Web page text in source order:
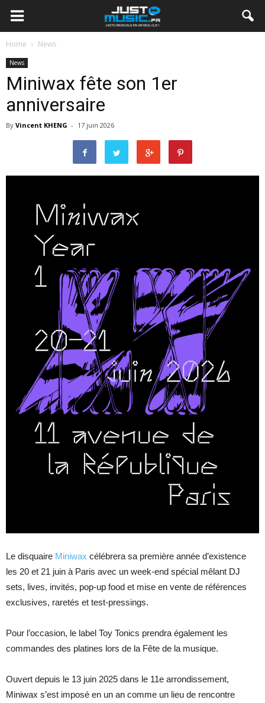
Home News
News
Miniwax fête son 1er
anniversaire
By Vincent KHENG - 17 juin 2026
Le disquaire Miniwax célébrera sa première année d’existence
les 20 et 21 juin à Paris avec un week-end spécial mêlant DJ
sets, lives, invités, pop-up food et mise en vente de références
exclusives, raretés et test-pressings.
Pour l’occasion, le label Toy Tonics prendra également les
commandes des platines lors de la Fête de la musique.
Ouvert depuis le 13 juin 2025 dans le 11e arrondissement,
Miniwax s’est imposé en un an comme un lieu de rencontre